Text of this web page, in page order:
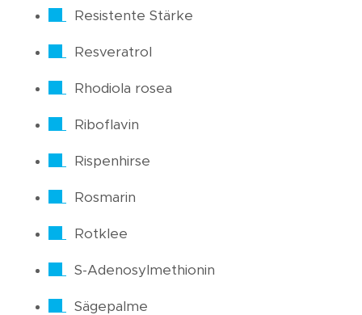
Resistente Stärke
Resveratrol
Rhodiola rosea
Riboflavin
Rispenhirse
Rosmarin
Rotklee
S-Adenosylmethionin
Sägepalme